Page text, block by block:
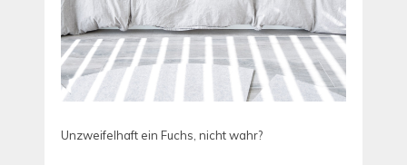
Unzweifelhaft ein Fuchs, nicht wahr?